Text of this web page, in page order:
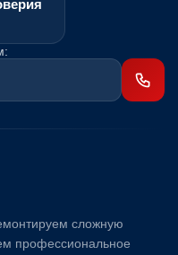
сложную
профессиональное